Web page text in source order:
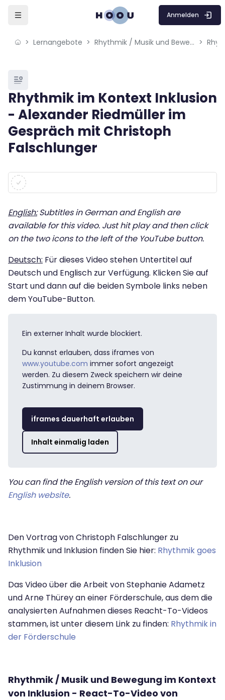
Skip to sidebar navigation menu
Skip to mobile navigation menu
Anmelden
Lernangebote Rhythmik / Musik und Bewegung
Blöcke
Rhythmik im Kontext Inklusion
- Alexander Riedmüller im
Gespräch mit Christoph
Falschlunger
Blöcke
Abschlussbedingungen
English:Subtitles in German and English are
available for this video. Just hit play and then click
on the two icons to the left of the YouTube button.
Deutsch: Für dieses Video stehen Untertitel auf
Deutsch und Englisch zur Verfügung. Klicken Sie auf
Start und dann auf die beiden Symbole links neben
dem YouTube-Button.
Ein externer Inhalt wurde blockiert.
Du kannst erlauben, dass iframes von
www.youtube.com immer sofort angezeigt
werden. Zu diesem Zweck speichern wir deine
Zustimmung in deinem Browser.
iframes dauerhaft erlauben
Inhalt einmalig laden
You can find the English version of this text on our
English website.
Den Vortrag von Christoph Falschlunger zu
Rhythmik und Inklusion finden Sie hier: Rhythmik goes
Inklusion
Das Video über die Arbeit von Stephanie Adametz
und Arne Thürey an einer Förderschule, aus dem die
analysierten Aufnahmen dieses Reacht-To-Videos
stammen, ist unter diesem Link zu finden: Rhythmik in
der Förderschule
Rhythmik / Musik und Bewegung im Kontext
von Inklusion - React-To-Video von